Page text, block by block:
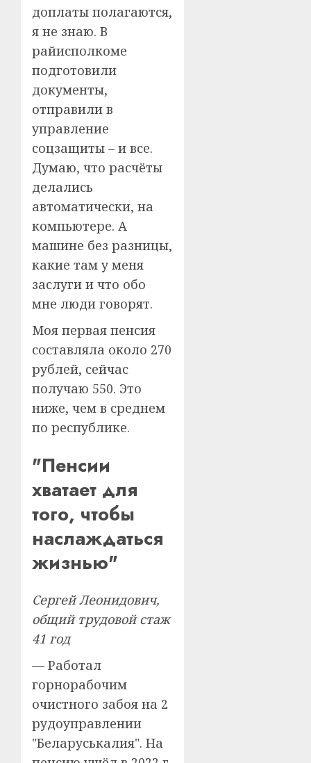
доплаты полагаются,
я не знаю. В
райисполкоме
подготовили
документы,
отправили в
управление
соцзащиты – и все.
Думаю, что расчёты
делались
автоматически, на
компьютере. А
машине без разницы,
какие там у меня
заслуги и что обо
мне люди говорят.
Моя первая пенсия
составляла около 270
рублей, сейчас
получаю 550. Это
ниже, чем в среднем
по республике.
"Пенсии
хватает для
того, чтобы
наслаждаться
жизнью"
Сергей Леонидович,
общий трудовой стаж
41 год
— Работал
горнорабочим
очистного забоя на 2
рудоуправлении
"Беларуськалия". На